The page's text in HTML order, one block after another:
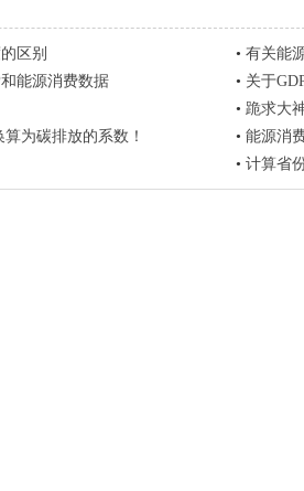
区别 • 有关能
能源消费数据 • 关于
• 跪求大
为碳排放的系数！ • 能源消
• 计算省